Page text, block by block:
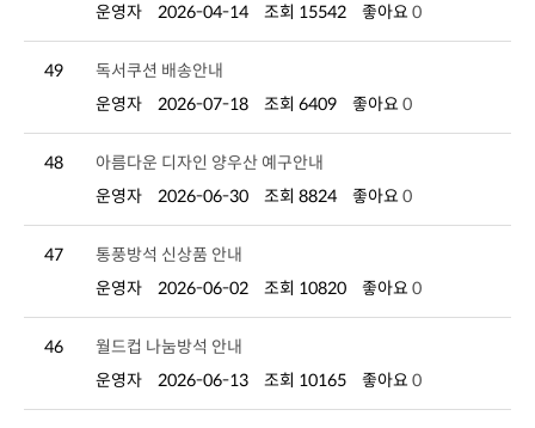
운영자
2026-04-14 조회 15542 좋아요 0
49
독서쿠션 배송안내
운영자
2026-07-18 조회 6409 좋아요 0
48
아름다운 디자인 양우산 예구안내
운영자
2026-06-30 조회 8824 좋아요 0
47
통풍방석 신상품 안내
운영자
2026-06-02 조회 10820 좋아요 0
46
월드컵 나눔방석 안내
운영자
2026-06-13 조회 10165 좋아요 0